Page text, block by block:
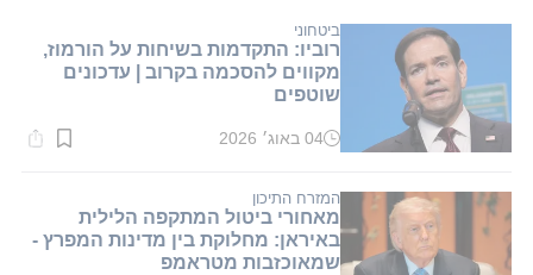
ביטחוני
רוביו: התקדמות בשיחות על הורמוז,
מקווים להסכמה בקרוב | עדכונים
שוטפים
זמן
דקות.
04 באוג׳ 2026
המזרח התיכון
מאחורי ביטול המתקפה הלילית
באיראן: מחלוקת בין מדינות המפרץ -
שמאוכזבות מטראמפ